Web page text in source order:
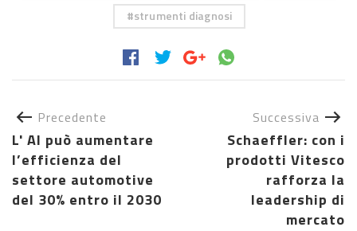
strumenti diagnosi
Precedente
L' AI può aumentare
l’efficienza del
settore automotive
del 30% entro il 2030
Successiva
Schaeffler: con i
prodotti Vitesco
rafforza la
leadership di
mercato